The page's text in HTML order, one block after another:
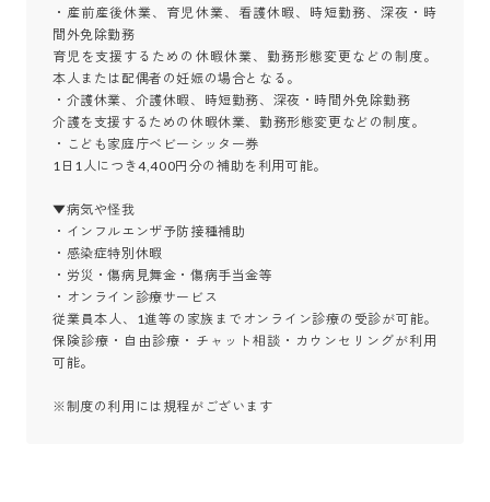
・産前産後休業、育児休業、看護休暇、時短勤務、深夜・時
間外免除勤務
育児を支援するための休暇休業、勤務形態変更などの制度。
本人または配偶者の妊娠の場合となる。
・介護休業、介護休暇、時短勤務、深夜・時間外免除勤務
介護を支援するための休暇休業、勤務形態変更などの制度。
・こども家庭庁ベビーシッター券
1日1人につき4,400円分の補助を利用可能。
▼病気や怪我
・インフルエンザ予防接種補助
・感染症特別休暇
・労災・傷病見舞金・傷病手当金等
・オンライン診療サービス
従業員本人、1進等の家族までオンライン診療の受診が可能。
保険診療・自由診療・チャット相談・カウンセリングが利用
可能。
※制度の利用には規程がございます